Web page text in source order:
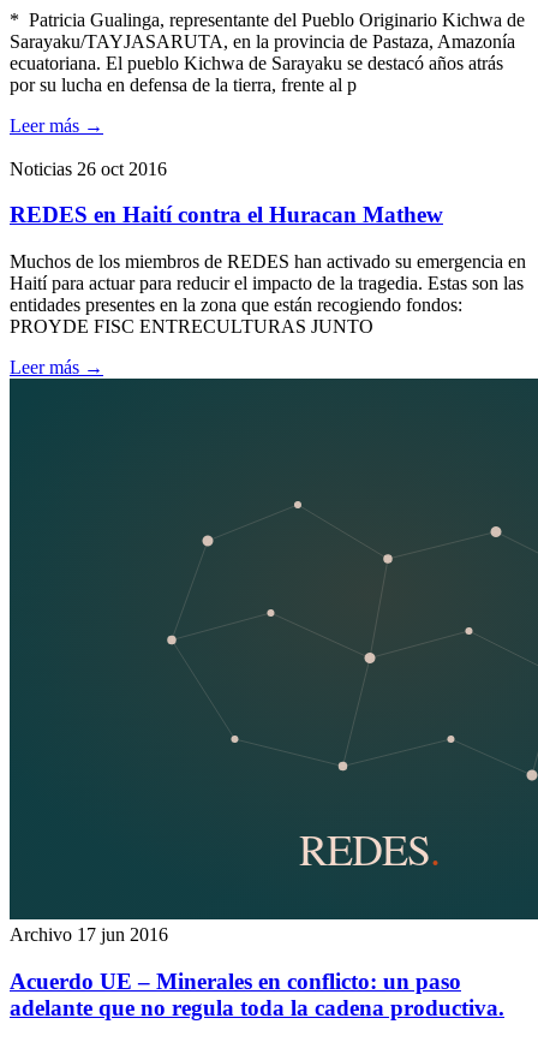
* Patricia Gualinga, representante del Pueblo Originario Kichwa de
Sarayaku/TAYJASARUTA, en la provincia de Pastaza, Amazonía
ecuatoriana. El pueblo Kichwa de Sarayaku se destacó años atrás
por su lucha en defensa de la tierra, frente al p
Leer más →
Noticias 26 oct 2016
REDES en Haití contra el Huracan Mathew
Muchos de los miembros de REDES han activado su emergencia en
Haití para actuar para reducir el impacto de la tragedia. Estas son las
entidades presentes en la zona que están recogiendo fondos:
PROYDE FISC ENTRECULTURAS JUNTO
Leer más →
Archivo 17 jun 2016
Acuerdo UE – Minerales en conflicto: un paso
adelante que no regula toda la cadena productiva.